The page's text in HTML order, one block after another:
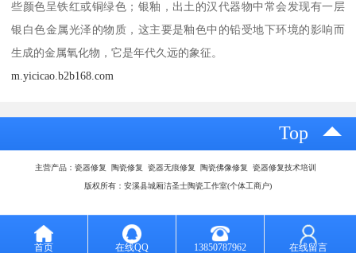
些颜色呈铁红或铜绿色；银釉，出土的汉代器物中常会发现有一层
银白色金属光泽的物质，这主要是釉色中的铅受地下环境的影响而
生成的金属氧化物，它是年代久远的象征。
m.yicicao.b2b168.com
Top
主营产品：瓷器修复 陶瓷修复 瓷器无痕修复 陶瓷佛像修复 瓷器修复技术培训
版权所有：安溪县城厢洁圣士陶瓷工作室(个体工商户)
首页 在线QQ 13850787962 在线留言